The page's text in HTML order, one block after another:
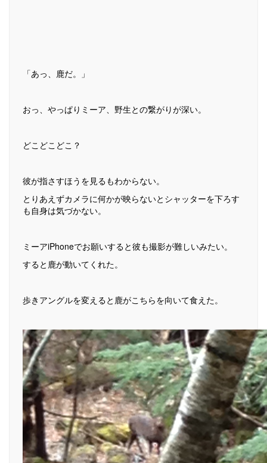
「あっ、鹿だ。」
おっ、やっぱりミーア、野生との繋がりが深い。
どこどこどこ？
彼が指さすほうを見るもわからない。
とりあえずカメラに何かが映らないとシャッターを下ろす
も自身は気づかない。
ミーアiPhoneでお願いすると彼も撮影が難しいみたい。
すると鹿が動いてくれた。
歩きアングルを変えると鹿がこちらを向いて食えた。